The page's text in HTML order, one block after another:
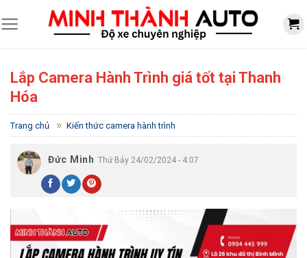
to
Lắp Camera Hành Trình giá tốt tại Thanh
Hóa
Trang chủ » Kiến thức camera hành trình
Đức Minh Thứ Bảy 24/02/2024 - 4:07